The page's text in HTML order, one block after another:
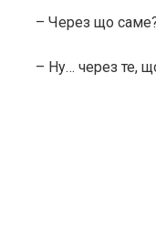
– Через що
– Ну… через те,